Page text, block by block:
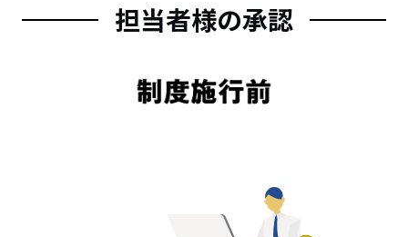
担当者様の承認